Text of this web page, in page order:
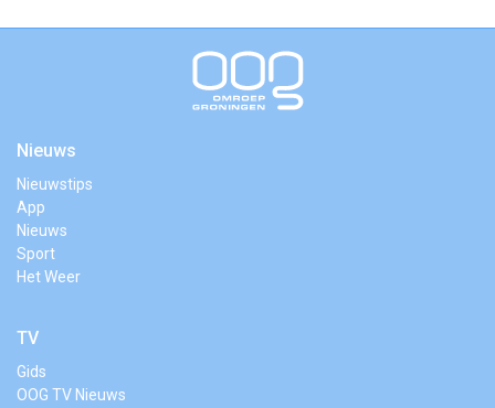
Nieuws
Nieuwstips
App
Nieuws
Sport
Het Weer
TV
Gids
OOG TV Nieuws